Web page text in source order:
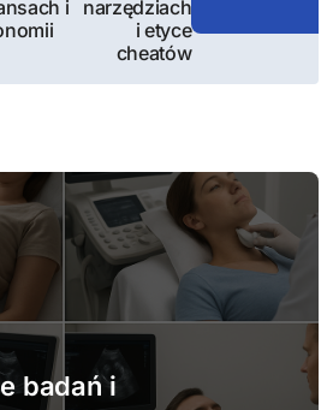
i
narzędziach
i etyce
cheatów
badań i